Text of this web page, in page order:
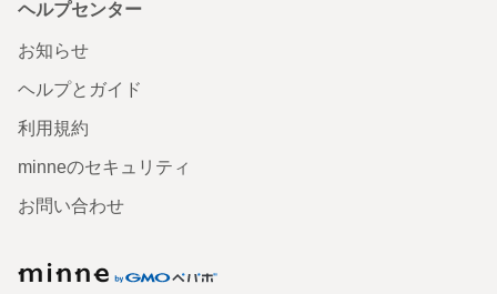
ヘルプセンター
お知らせ
ヘルプとガイド
利用規約
minneのセキュリティ
お問い合わせ